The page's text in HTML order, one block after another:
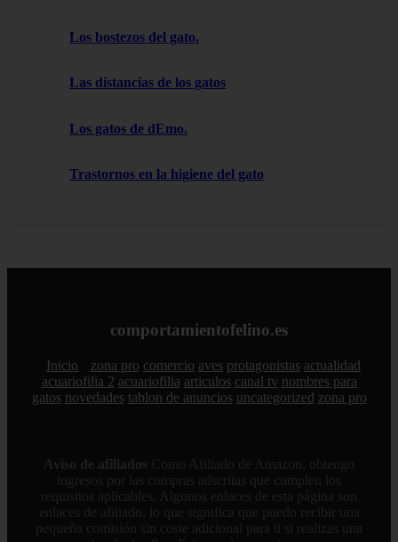
Los bostezos del gato.
Las distancias de los gatos
Los gatos de dEmo.
Trastornos en la higiene del gato
comportamientofelino.es
Inicio zona pro comercio aves protagonistas actualidad
acuariofilia 2 acuariofilia articulos canal tv nombres para
gatos novedades tablon de anuncios uncategorized zona pro
Aviso de afiliados Como Afiliado de Amazon, obtengo
ingresos por las compras adscritas que cumplen los
requisitos aplicables. Algunos enlaces de esta página son
enlaces de afiliado, lo que significa que puedo recibir una
pequeña comisión sin coste adicional para ti si realizas una